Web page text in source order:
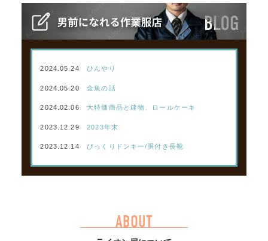
2024.05.24 ひんやり
2024.05.20 金魚の話
2024.02.06 大特価商品と建物、ロールケーキ
2023.12.29 2023年末
2023.12.14 びっくりドンキー/胴付き長靴
ABOUT